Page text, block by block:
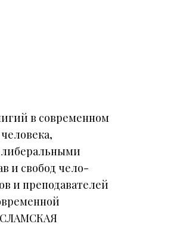
в современном
либеральными
и свобод чело-
и преподавателей